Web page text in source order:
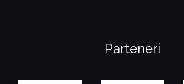
Parteneri